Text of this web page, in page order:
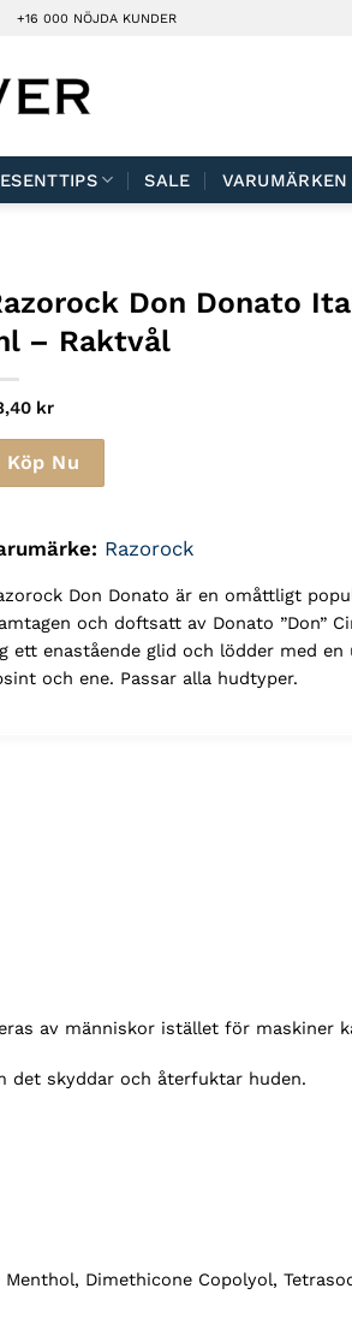
+16 000 NÖJDA KUNDER
SALE VARUMÄRKEN
Don Donato
– Raktvål
kr
Köp Nu
Razorock
Don Donato är en omåttligt
och doftsatt av Donato ”Don”
ett enastående glid och lödder med
och ene. Passar alla hudtyper.
av människor istället för maskiner
det skyddar och återfuktar huden.
Dimethicone Copolyol,